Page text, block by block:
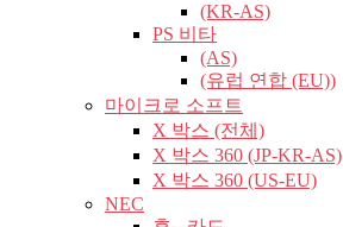
(KR-AS)
PS 비타
(AS)
(유럽​​ 연합 (EU))
마이크로 소프트
X 박스 (전체)
X 박스 360 (JP-KR-AS)
X 박스 360 (US-EU)
NEC